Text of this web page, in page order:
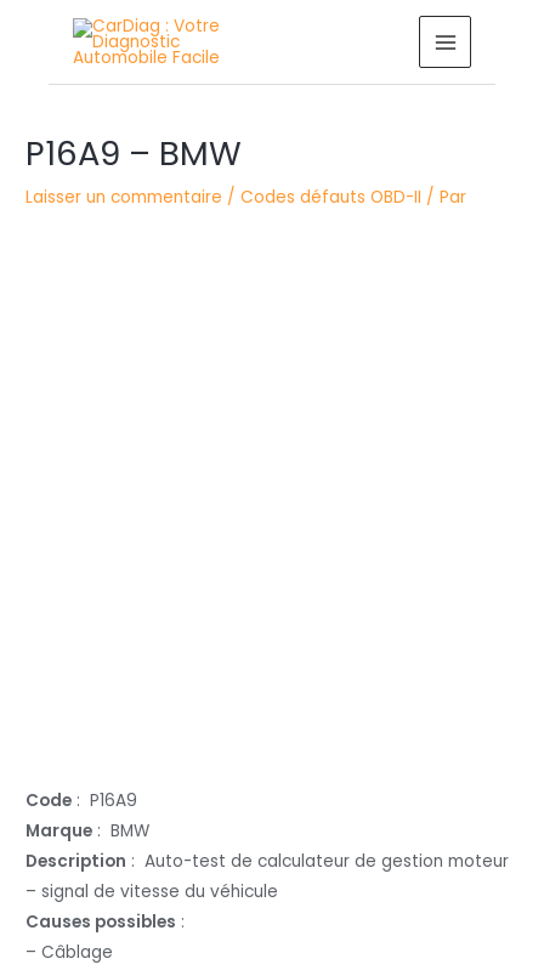
MAIN
MENU
P16A9 – BMW
Laisser un commentaire /Codes défauts OBD-II / Par
Code : P16A9
Marque : BMW
Description : Auto-test de calculateur de gestion moteur
– signal de vitesse du véhicule
Causes possibles :
– Câblage
des
articles